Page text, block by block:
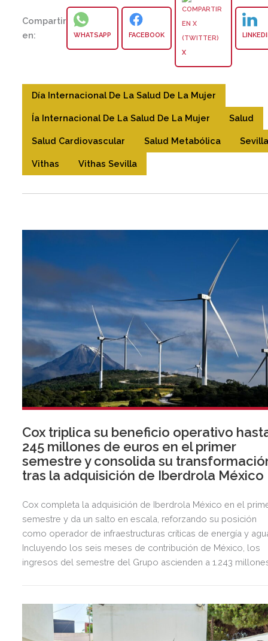
Compartir
en:
WHATSAPP FACEBOOK
X
Día Internacional De La Salud De La Mujer
Ía Internacional De La Salud De La Mujer Salud
Salud Cardiovascular Salud Metabólica
Vithas Vithas Sevilla
Cox triplica su beneficio operativo
245 millones de euros en el primer
semestre y consolida su
tras la adquisición de Iberdrola México
Cox completa la adquisición de Iberdrola México en el
semestre y da un salto en escala, reforzando su posición
como operador de infraestructuras críticas de energía y
Incluyendo los seis meses de contribución de México, los
ingresos del semestre del Grupo ascienden a 1.243